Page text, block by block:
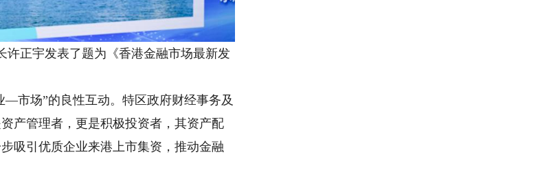
正宇发表了题为《香港金融市场最新发
场”的良性互动。特区政府财经事务及
产管理者，更是积极投资者，其资产配
吸引优质企业来港上市集资，推动金融